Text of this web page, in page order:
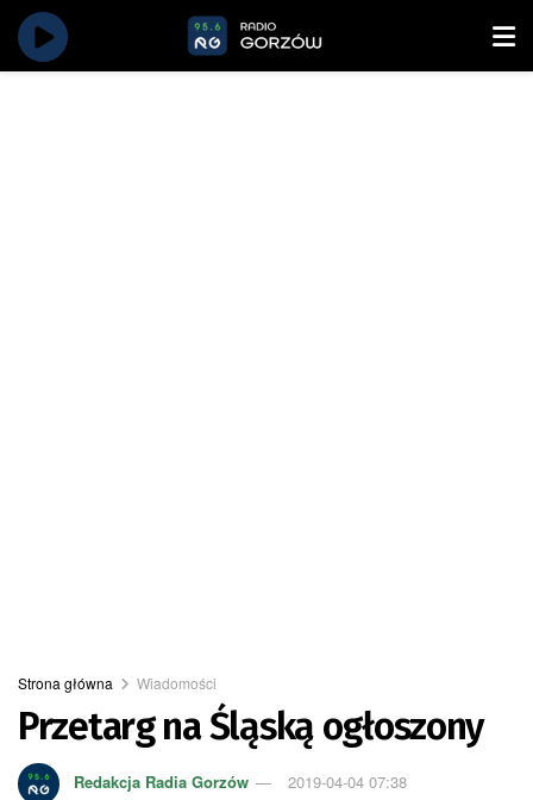
Strona główna Wiadomości
Przetarg na Śląską ogłoszony
Redakcja Radia Gorzów 2019-04-04 07:38